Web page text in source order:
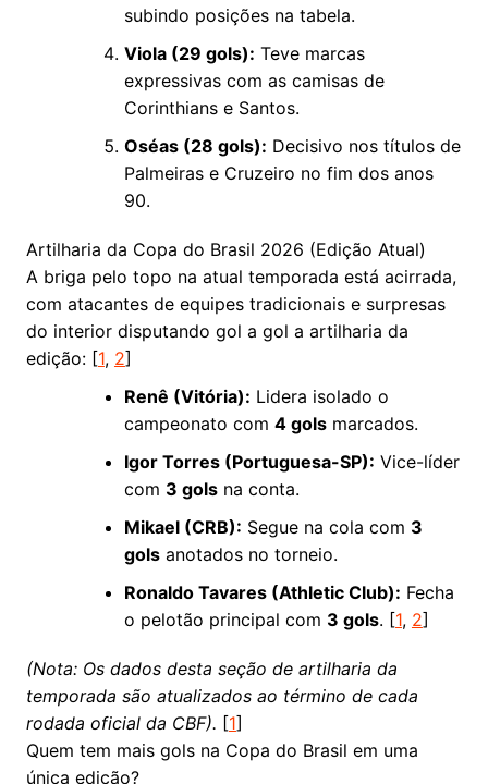
subindo posições na tabela.
Viola (29 gols): Teve marcas
expressivas com as camisas de
Corinthians e Santos.
Oséas (28 gols): Decisivo nos títulos de
Palmeiras e Cruzeiro no fim dos anos
90.
Artilharia da Copa do Brasil 2026 (Edição Atual)
A briga pelo topo na atual temporada está acirrada,
com atacantes de equipes tradicionais e surpresas
do interior disputando gol a gol a artilharia da
edição: [1, 2]
Renê (Vitória): Lidera isolado o
campeonato com 4 golsmarcados.
Igor Torres (Portuguesa-SP): Vice-líder
com 3 golsna conta.
Mikael (CRB): Segue na cola com 3
golsanotados no torneio.
Ronaldo Tavares (Athletic Club): Fecha
o pelotão principal com 3 gols. [1, 2]
(Nota: Os dados desta seção de artilharia da
temporada são atualizados ao término de cada
rodada oficial da CBF). [1]
Quem tem mais gols na Copa do Brasil em uma
única edição?